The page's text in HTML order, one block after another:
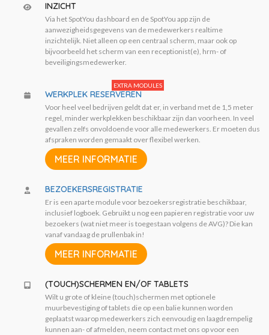
INZICHT
Via het SpotYou dashboard en de SpotYou app zijn de
aanwezigheidsgegevens van de medewerkers realtime
inzichtelijk. Niet alleen op een centraal scherm, maar ook op
bijvoorbeeld het scherm van een receptionist(e), hrm- of
beveiligingsmedewerker.
EXTRA MODULES
WERKPLEK RESERVEREN
Voor heel veel bedrijven geldt dat er, in verband met de 1,5 meter
regel, minder werkplekken beschikbaar zijn dan voorheen. In veel
gevallen zelfs onvoldoende voor alle medewerkers. Er moeten dus
afspraken worden gemaakt over flexibel werken.
MEER INFORMATIE
BEZOEKERSREGISTRATIE
Er is een aparte module voor bezoekersregistratie beschikbaar,
inclusief logboek. Gebruikt u nog een papieren registratie voor uw
bezoekers (wat niet meer is toegestaan volgens de AVG)? Die kan
vanaf vandaag de prullenbak in!
MEER INFORMATIE
(TOUCH)SCHERMEN EN/OF TABLETS
Wilt u grote of kleine (touch)schermen met optionele
muurbevestiging of tablets die op een balie kunnen worden
geplaatst waarop medewerkers zich eenvoudig en laagdrempelig
kunnen aan- of afmelden, neem contact met ons op voor een